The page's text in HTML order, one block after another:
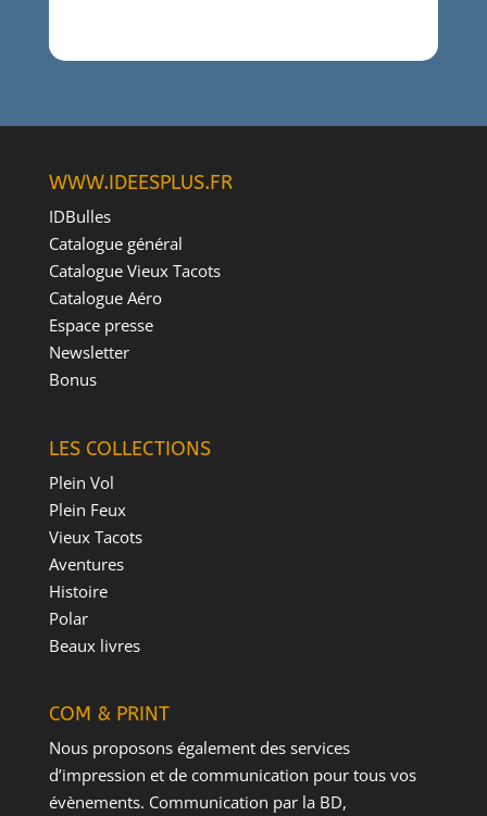
WWW.IDEESPLUS.FR
IDBulles
Catalogue général
Catalogue Vieux Tacots
Catalogue Aéro
Espace presse
Newsletter
Bonus
LES COLLECTIONS
Plein Vol
Plein Feux
Vieux Tacots
Aventures
Histoire
Polar
Beaux livres
COM & PRINT
Nous proposons également des services
d’impression et de communication pour tous vos
évènements. Communication par la BD,